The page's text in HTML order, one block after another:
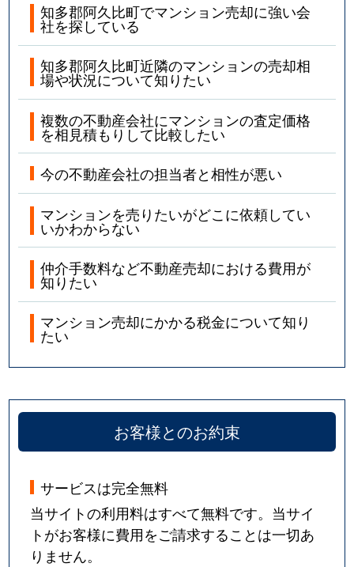
知多郡阿久比町でマンション売却に強い会
社を探している
知多郡阿久比町近隣のマンションの売却相
場や状況について知りたい
複数の不動産会社にマンションの査定価格
を相見積もりして比較したい
今の不動産会社の担当者と相性が悪い
マンションを売りたいがどこに依頼してい
いかわからない
仲介手数料など不動産売却における費用が
知りたい
マンション売却にかかる税金について知り
たい
お客様とのお約束
サービスは完全無料
当サイトの利用料はすべて無料です。当サイ
トがお客様に費用をご請求することは一切あ
りません。